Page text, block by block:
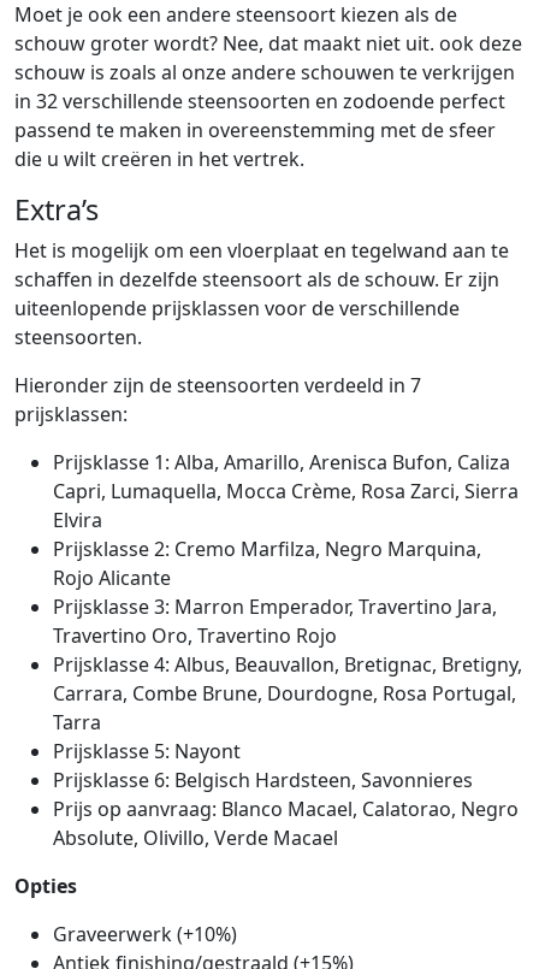
Moet je ook een andere steensoort kiezen als de
schouw groter wordt? Nee, dat maakt niet uit. ook deze
schouw is zoals al onze andere schouwen te verkrijgen
in 32 verschillende steensoorten en zodoende perfect
passend te maken in overeenstemming met de sfeer
die u wilt creëren in het vertrek.
Extra’s
Het is mogelijk om een vloerplaat en tegelwand aan te
schaffen in dezelfde steensoort als de schouw. Er zijn
uiteenlopende prijsklassen voor de verschillende
steensoorten.
Hieronder zijn de steensoorten verdeeld in 7
prijsklassen:
Prijsklasse 1: Alba, Amarillo, Arenisca Bufon, Caliza
Capri, Lumaquella, Mocca Crème, Rosa Zarci, Sierra
Elvira
Prijsklasse 2: Cremo Marfilza, Negro Marquina,
Rojo Alicante
Prijsklasse 3: Marron Emperador, Travertino Jara,
Travertino Oro, Travertino Rojo
Prijsklasse 4: Albus, Beauvallon, Bretignac, Bretigny,
Carrara, Combe Brune, Dourdogne, Rosa Portugal,
Tarra
Prijsklasse 5: Nayont
Prijsklasse 6: Belgisch Hardsteen, Savonnieres
Prijs op aanvraag: Blanco Macael, Calatorao, Negro
Absolute, Olivillo, Verde Macael
Opties
Graveerwerk (+10%)
Antiek finishing/gestraald (+15%)